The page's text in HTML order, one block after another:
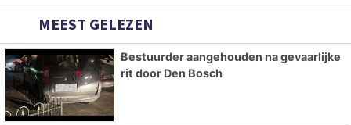
MEEST GELEZEN
Bestuurder aangehouden na gevaarlijke
rit door Den Bosch